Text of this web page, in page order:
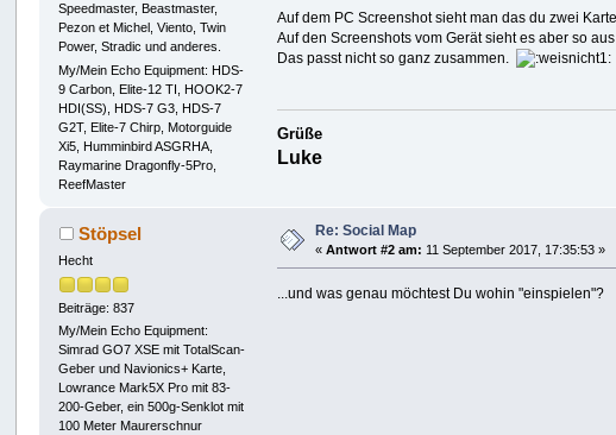
Speedmaster, Beastmaster,
Pezon et Michel, Viento, Twin
Power, Stradic und anderes.
My/Mein Echo Equipment: HDS-
9 Carbon, Elite-12 TI, HOOK2-7
HDI(SS), HDS-7 G3, HDS-7
G2T, Elite-7 Chirp, Motorguide
Xi5, Humminbird ASGRHA,
Raymarine Dragonfly-5Pro,
ReefMaster
Auf dem PC Screenshot sieht man das du zwei
Auf den Screenshots vom Gerät sieht es aber so
Das passt nicht so ganz zusammen.
Grüße
Luke
Stöpsel
Hecht
Beiträge: 837
My/Mein Echo Equipment:
Simrad GO7 XSE mit TotalScan-
Geber und Navionics+ Karte,
Lowrance Mark5X Pro mit 83-
200-Geber, ein 500g-Senklot mit
100 Meter Maurerschnur
Re: Social Map
«Antwort #2 am: 11 September 2017, 17:35:53 »
...und was genau möchtest Du wohin "einspielen"?